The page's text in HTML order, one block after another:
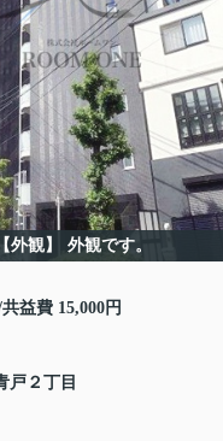
【外観】 外観です。
益費 15,000円
戸 ２丁目